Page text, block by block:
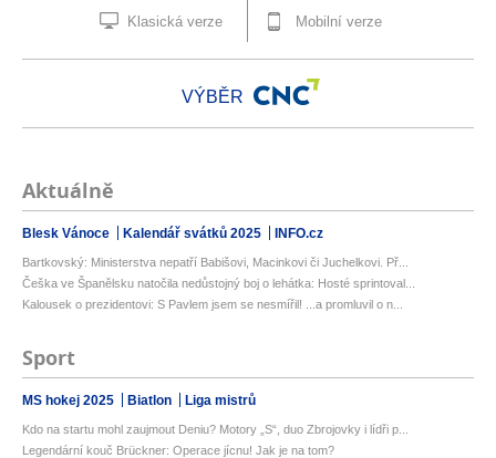
Klasická verze Mobilní verze
VÝBĚR
Aktuálně
Blesk Vánoce Kalendář svátků 2025 INFO.cz
Bartkovský: Ministerstva nepatří Babišovi, Macinkovi či Juchelkovi. Př...
Češka ve Španělsku natočila nedůstojný boj o lehátka: Hosté sprintoval...
Kalousek o prezidentovi: S Pavlem jsem se nesmířil! ...a promluvil o n...
Sport
MS hokej 2025 Biatlon Liga mistrů
Kdo na startu mohl zaujmout Deniu? Motory „S“, duo Zbrojovky i lídři p...
Legendární kouč Brückner: Operace jícnu! Jak je na tom?